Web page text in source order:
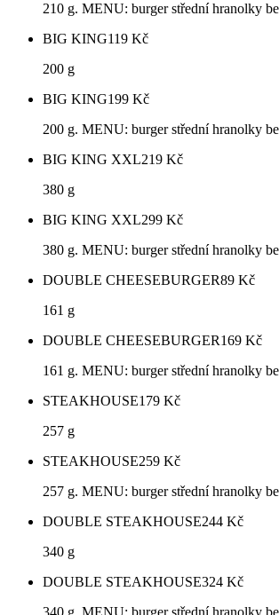
210 g. MENU: burger střední hranolky
BIG KING119 Kč
200 g
BIG KING199 Kč
200 g. MENU: burger střední hranolky
BIG KING XXL219 Kč
380 g
BIG KING XXL299 Kč
380 g. MENU: burger střední hranolky
DOUBLE CHEESEBURGER89 Kč
161 g
DOUBLE CHEESEBURGER169 Kč
161 g. MENU: burger střední hranolky
STEAKHOUSE179 Kč
257 g
STEAKHOUSE259 Kč
257 g. MENU: burger střední hranolky
DOUBLE STEAKHOUSE244 Kč
340 g
DOUBLE STEAKHOUSE324 Kč
340 g. MENU: burger střední hranolky